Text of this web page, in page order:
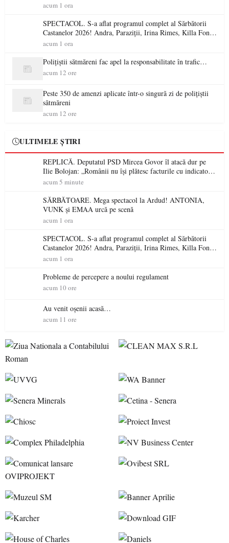
acum 1 ora
SPECTACOL. S-a aflat programul complet al Sărbătorii
Castanelor 2026! Andra, Paraziții, Irina Rimes, Killa Fonic,
Zdob și Zdub și Fuego vin la Baia Mare
acum 1 ora
Polițiștii sătmăreni fac apel la responsabilitate în trafic…
acum 12 ore
Peste 350 de amenzi aplicate într-o singură zi de polițiștii
sătmăreni
acum 12 ore
ULTIMELE ȘTIRI
REPLICĂ. Deputatul PSD Mircea Govor îl atacă dur pe
Ilie Bolojan: „Românii nu își plătesc facturile cu indicatori
economici”
acum 5 minute
SĂRBĂTOARE. Mega spectacol la Ardud! ANTONIA,
VUNK și EMAA urcă pe scenă
acum 1 ora
SPECTACOL. S-a aflat programul complet al Sărbătorii
Castanelor 2026! Andra, Paraziții, Irina Rimes, Killa Fonic,
Zdob și Zdub și Fuego vin la Baia Mare
acum 1 ora
Probleme de percepere a noului regulament
acum 10 ore
Au venit oșenii acasă…
acum 11 ore